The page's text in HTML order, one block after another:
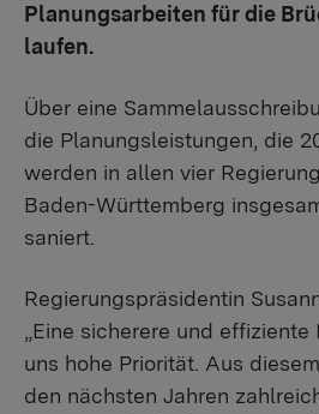
Planungsarbeiten für die
laufen.
Über eine
die Planungsleistungen, die
werden in allen vier
Baden-Württemberg
saniert.
Regierungspräsidentin
„Eine sicherere und
uns hohe Priorität. Aus
den nächsten Jahren